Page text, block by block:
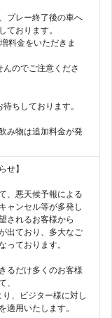
プレー終了後の車へ
ております。
料金をいただきま
のでご注意くださ
ちしております。
み物は追加料金が発
せ】
、悪天候予報による
ャンセル等が多発し
されるお客様から
出ており、多大なご
っております。
るだけ多くのお客様
、
、ビジター様に対し
適用いたします。